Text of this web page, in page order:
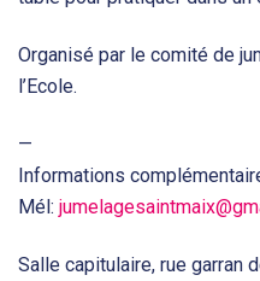
Organisé par le comité de
l’Ecole.
—
Informations
Mél:
Salle capitulaire, rue garran